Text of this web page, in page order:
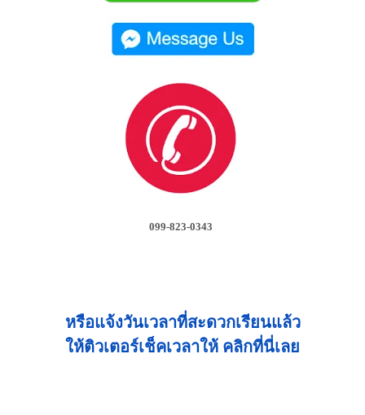
099-823-0343
หรือแจ้งวันเวลาที่สะดวกเรียนแล้ว
ให้ติวเตอร์เช็คเวลาให้ คลิกที่นี่เลย